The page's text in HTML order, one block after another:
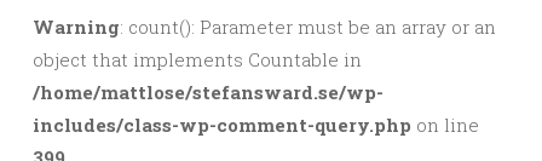
Warning: count(): Parameter must be an array or an
object that implements Countable in
/home/mattlose/stefansward.se/wp-
includes/class-wp-comment-query.php on line